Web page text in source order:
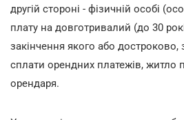
другій стороні - фізичній особі
плату на довготривалий (до 30
закінчення якого або
сплати орендних платежів, житло
орендаря.